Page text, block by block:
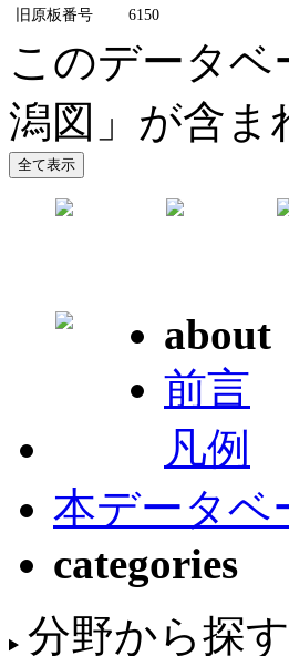
旧原板番号
6150
このデータベ
潟図」が含ま
about
前言
凡例
本データベ
categories
分野から探す